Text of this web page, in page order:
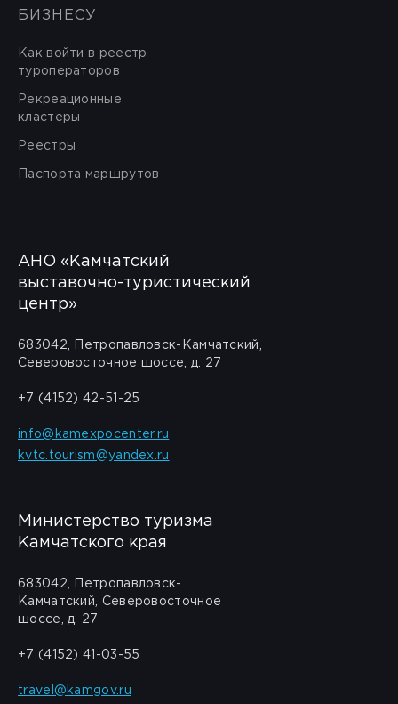
БИЗНЕСУ
Как войти в реестр
туроператоров
Рекреационные
кластеры
Реестры
Паспорта маршрутов
АНО «Камчатский
выставочно-туристический
центр»
683042, Петропавловск-Камчатский,
Северовосточное шоссе, д. 27
+7 (4152) 42-51-25
info@kamexpocenter.ru
kvtc.tourism@yandex.ru
Министерство туризма
Камчатского края
683042, Петропавловск-
Камчатский, Северовосточное
шоссе, д. 27
+7 (4152) 41-03-55
travel@kamgov.ru